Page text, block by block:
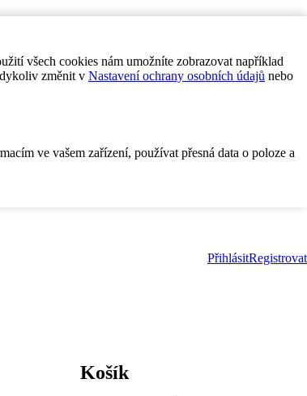
všech cookies nám umožníte zobrazovat například
změnit v Nastavení ochrany osobních údajů nebo
ve vašem zařízení, používat přesná data o poloze a
PřihlásitRegistrovat
Košík